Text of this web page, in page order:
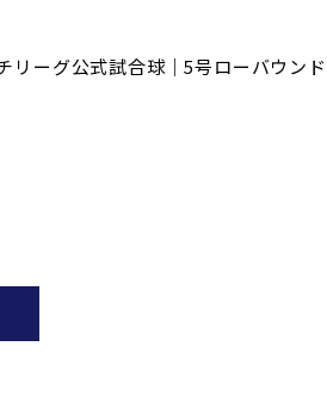
リーグ公式試合球｜5号ローバウンド